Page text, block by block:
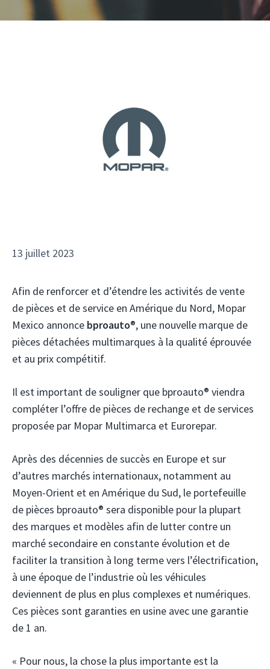
13 juillet 2023
Afin de renforcer et d’étendre les activités de vente
de pièces et de service en Amérique du Nord, Mopar
Mexico annonce bproauto®, une nouvelle marque de
pièces détachées multimarques à la qualité éprouvée
et au prix compétitif.
Il est important de souligner que bproauto® viendra
compléter l’offre de pièces de rechange et de services
proposée par Mopar Multimarca et Eurorepar.
Après des décennies de succès en Europe et sur
d’autres marchés internationaux, notamment au
Moyen-Orient et en Amérique du Sud, le portefeuille
de pièces bproauto® sera disponible pour la plupart
des marques et modèles afin de lutter contre un
marché secondaire en constante évolution et de
faciliter la transition à long terme vers l’électrification,
à une époque de l’industrie où les véhicules
deviennent de plus en plus complexes et numériques.
Ces pièces sont garanties en usine avec une garantie
de 1 an.
« Pour nous, la chose la plus importante est la